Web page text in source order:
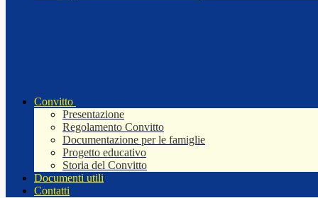
Convitto
Presentazione
Regolamento Convitto
Documentazione per le famiglie
Progetto educativo
Storia del Convitto
Documenti utili
Contatti